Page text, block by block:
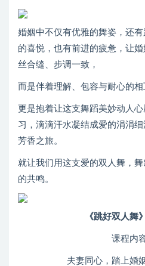
婚姻中不仅有优雅的舞姿，还
的喜悦，也有前进的疲惫，让
丝合缝、步调一致，
而是伴着理解、包容与耐心的相
更是抱着让这支舞蹈美妙动人
习，滴滴汗水凝结成爱的涓涓
芳香之旅。
就让我们用这支爱的双人舞，
的共鸣。
《跳好双人舞
课程内
夫妻同心，踏上婚